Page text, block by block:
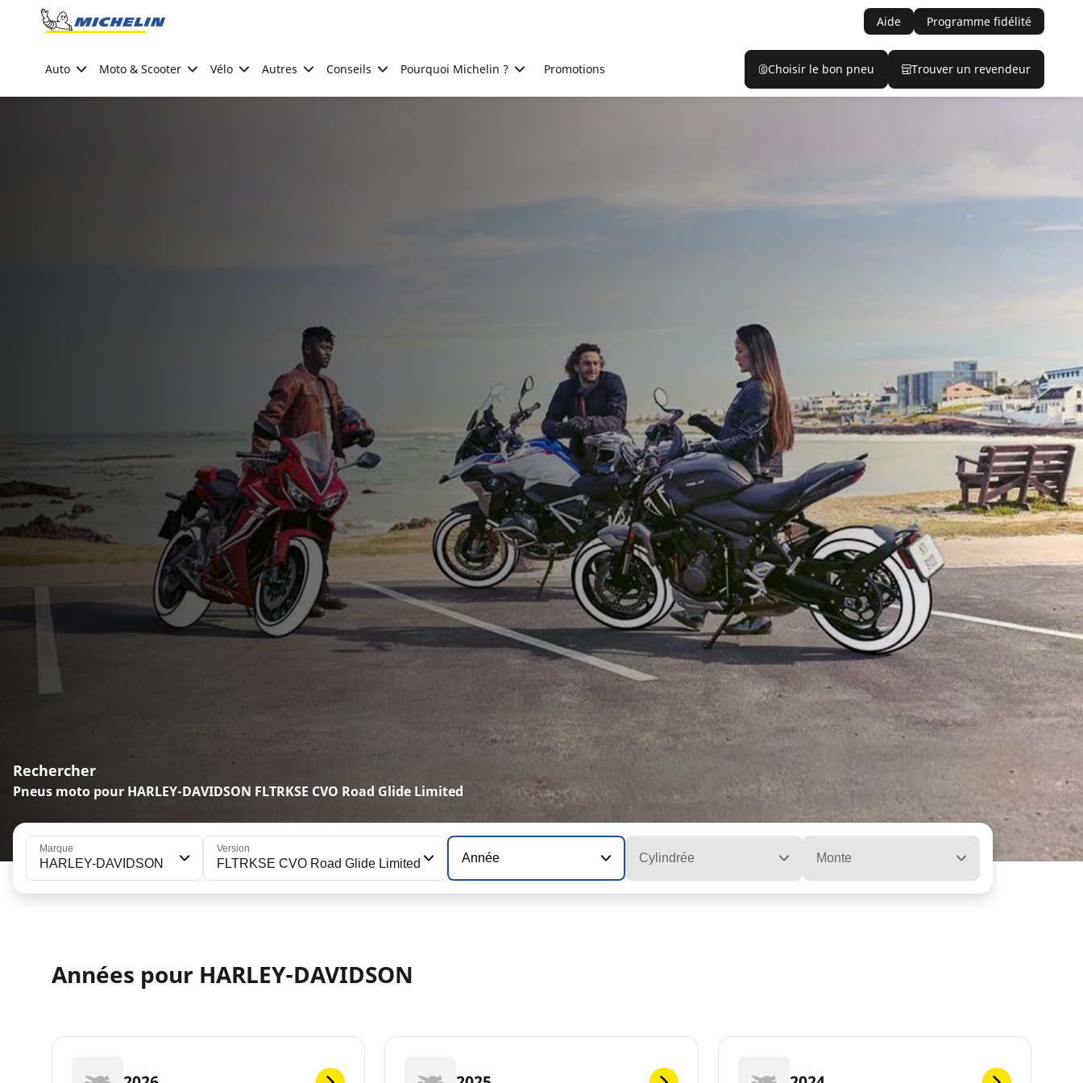
Go to page content
Aide Programme fidélité
Auto Moto & Scooter Vélo Autres Conseils Pourquoi Michelin ? Promotions Choisir le bon pneu Trouver un revendeur
Rechercher
Pneus moto pour HARLEY-DAVIDSON FLTRKSE CVO Road Glide Limited
Marque
HARLEY-DAVIDSON
Version
FLTRKSE CVO Road Glide Limited Année Cylindrée Monte
Années pour HARLEY-DAVIDSON